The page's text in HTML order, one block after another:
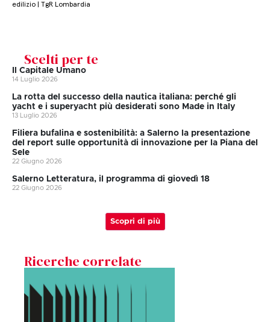
edilizio | TgR Lombardia
Scelti per te
Il Capitale Umano
14 Luglio 2026
La rotta del successo della nautica italiana: perché gli
yacht e i superyacht più desiderati sono Made in Italy
13 Luglio 2026
Filiera bufalina e sostenibilità: a Salerno la presentazione
del report sulle opportunità di innovazione per la Piana del
Sele
22 Giugno 2026
Salerno Letteratura, il programma di giovedì 18
22 Giugno 2026
Scopri di più
Ricerche correlate